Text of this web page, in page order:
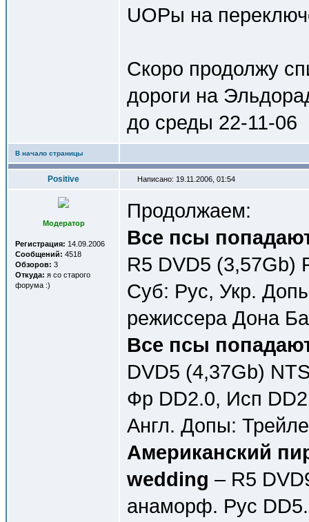
UOPы на
Скоро продолжу
дороги на
до среды 22-11-06
В начало страницы
Positive Написано: 19.11.2006, 01:54
Модератор
Регистрация: 14.09.2006
Сообщений: 4518
Обзоров: 3
Откуда: я со старого
форума :)
Продолжаем:
Все псы
R5 DVD5 (3,57Gb)
Суб: Рус, Укр.
режиссера Дона
Все псы
DVD5 (4,37Gb)
Фр DD2.0, Исп
Англ. Допы:
Американский
wedding – R5
анаморф. Рус